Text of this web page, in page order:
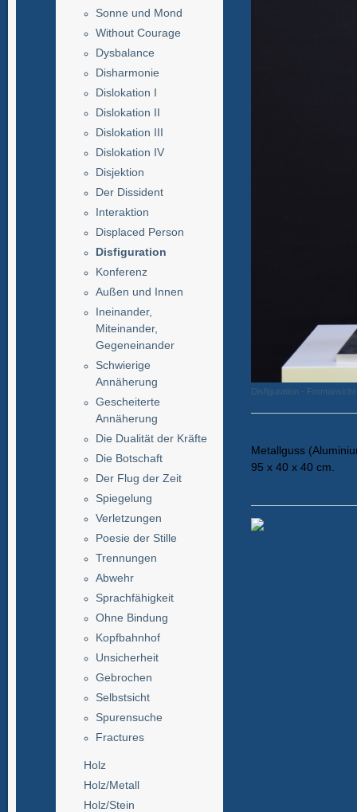
Sonne und Mond
Without Courage
Dysbalance
Disharmonie
Dislokation I
Dislokation II
Dislokation III
Dislokation IV
Disjektion
Der Dissident
Interaktion
Displaced Person
Disfiguration
Konferenz
Außen und Innen
Ineinander,
Miteinander,
Gegeneinander
Schwierige
Annäherung
Gescheiterte
Annäherung
Die Dualität der Kräfte
Die Botschaft
Der Flug der Zeit
Spiegelung
Verletzungen
Poesie der Stille
Trennungen
Abwehr
Sprachfähigkeit
Ohne Bindung
Kopfbahnhof
Unsicherheit
Gebrochen
Selbstsicht
Spurensuche
Fractures
Holz
Holz/Metall
Holz/Stein
Disfiguration - Frontansicht
Metallguss
95 x 40 x 40 cm.